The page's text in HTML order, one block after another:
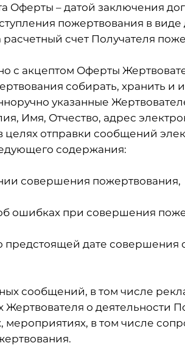
Оферты – датой заключения
пожертвования в
счет Получателя
с акцептом Оферты
собирать, хранить и
указанные
Имя, Отчество, адрес
целях отправки сообщений
содержания:
совершения пожертвования,
ошибках при совершения
дате совершения
сообщений, в том числе
о деятельности
мероприятиях, в том числе